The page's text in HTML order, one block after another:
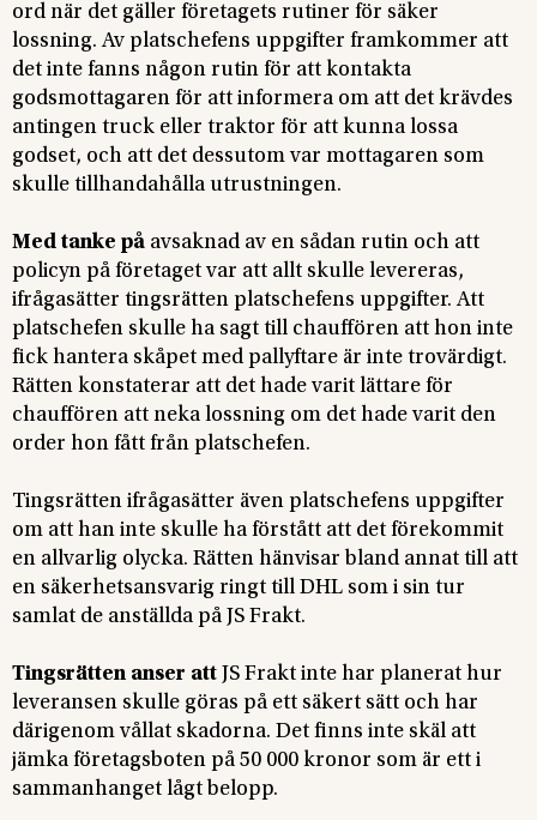
ord när det gäller företagets rutiner för säker
lossning. Av platschefens uppgifter framkommer att
det inte fanns någon rutin för att kontakta
godsmottagaren för att informera om att det krävdes
antingen truck eller traktor för att kunna lossa
godset, och att det dessutom var mottagaren som
skulle tillhandahålla utrustningen.
Med tanke på avsaknad av en sådan rutin och att
policyn på företaget var att allt skulle levereras,
ifrågasätter tingsrätten platschefens uppgifter. Att
platschefen skulle ha sagt till chauffören att hon inte
fick hantera skåpet med pallyftare är inte trovärdigt.
Rätten konstaterar att det hade varit lättare för
chauffören att neka lossning om det hade varit den
order hon fått från platschefen.
Tingsrätten ifrågasätter även platschefens uppgifter
om att han inte skulle ha förstått att det förekommit
en allvarlig olycka. Rätten hänvisar bland annat till att
en säkerhetsansvarig ringt till DHL som i sin tur
samlat de anställda på JS Frakt.
Tingsrätten anser att JS Frakt inte har planerat hur
leveransen skulle göras på ett säkert sätt och har
därigenom vållat skadorna. Det finns inte skäl att
jämka företagsboten på 50 000 kronor som är ett i
sammanhanget lågt belopp.